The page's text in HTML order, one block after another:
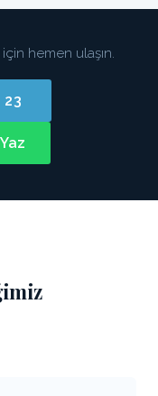
için hemen ulaşın.